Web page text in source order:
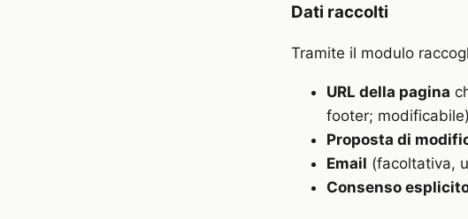
Dati raccolti
Tramite il modulo
URL della pagina
footer; modificabile)
Proposta di
Email (facoltativa,
Consenso